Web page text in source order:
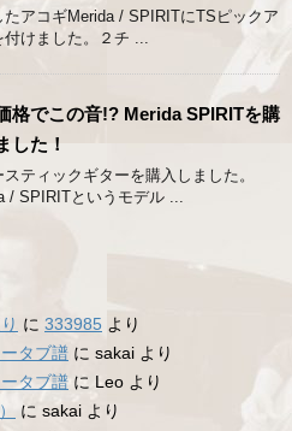
たアコギMerida / SPIRITにTSピックア
付けました。２チ ...
格でこの音!? Merida SPIRITを購
した！
スティックギターを購入しました。
/ SPIRITというモデル ...
に 333985 より
タブ譜 に sakai より
タブ譜 に Leo より
に sakai より